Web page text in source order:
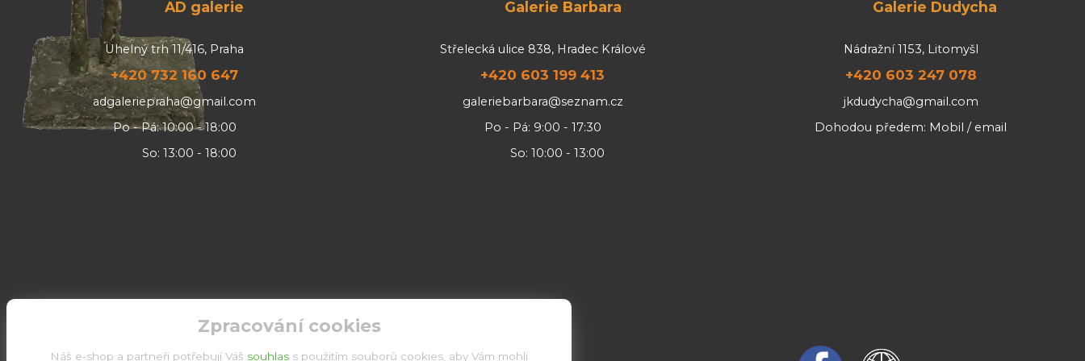
AD galerie
Uhelný trh 11/416, Praha
+420 732 160 647
adgaleriepraha@gmail.com
Po - Pá: 10:00 - 18:00
So: 13:00 - 18:00
Galerie Barbara
Střelecká ulice 838, Hradec Králové
+420 603 199 413
galeriebarbara@seznam.cz
Po - Pá: 9:00 - 17:30
So: 10:00 - 13:00
Galerie Dudycha
Nádražní 1153, Litomyšl
+420 603 247 078
jkdudycha@gmail.com
Dohodou předem: Mobil / email
Zpracování cookies
Náš e-shop a partneři potřebují Váš souhlas s použitím souborů cookies, aby Vám mohli